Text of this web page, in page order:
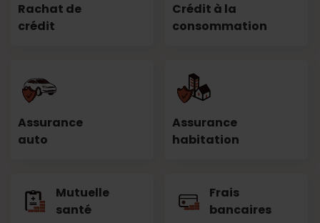
Rachat de
crédit
Crédit à la
consommation
Assurance
auto
Assurance
habitation
Mutuelle
santé
Frais
bancaires